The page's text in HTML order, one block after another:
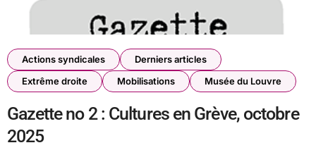
Actions syndicales
Derniers articles
Extrême droite
Mobilisations Musée du Louvre
Gazette no 2 : Cultures en Grève, octobre
2025